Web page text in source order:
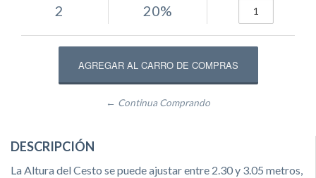
2 20%
← Continua Comprando
DESCRIPCIÓN
La Altura del Cesto se puede ajustar entre 2.30 y 3.05 metros,